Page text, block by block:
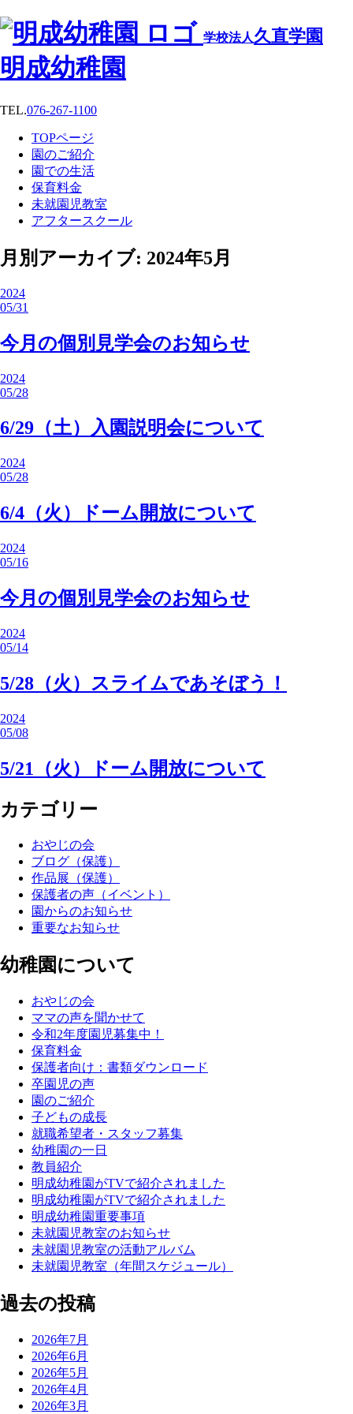
学校法人久直学園
明成幼稚園
TEL.076-267-1100
TOPページ
園のご紹介
園での生活
保育料金
未就園児教室
アフタースクール
月別アーカイブ: 2024年5月
2024
05/31
今月の個別見学会のお知らせ
2024
05/28
6/29（土）入園説明会について
2024
05/28
6/4（火）ドーム開放について
2024
05/16
今月の個別見学会のお知らせ
2024
05/14
5/28（火）スライムであそぼう！
2024
05/08
5/21（火）ドーム開放について
カテゴリー
おやじの会
ブログ（保護）
作品展（保護）
保護者の声（イベント）
園からのお知らせ
重要なお知らせ
幼稚園について
おやじの会
ママの声を聞かせて
令和2年度園児募集中！
保育料金
保護者向け：書類ダウンロード
卒園児の声
園のご紹介
子どもの成長
就職希望者・スタッフ募集
幼稚園の一日
教員紹介
明成幼稚園がTVで紹介されました
明成幼稚園がTVで紹介されました
明成幼稚園重要事項
未就園児教室のお知らせ
未就園児教室の活動アルバム
未就園児教室（年間スケジュール）
過去の投稿
2026年7月
2026年6月
2026年5月
2026年4月
2026年3月